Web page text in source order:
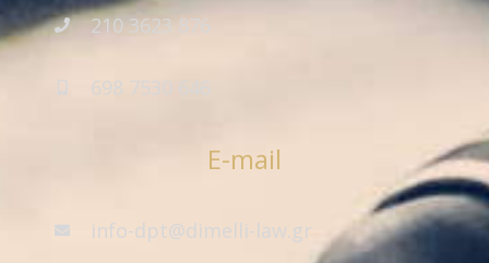
210 3623 876
698 7530 646
E-mail
info-dpt@dimelli-law.gr